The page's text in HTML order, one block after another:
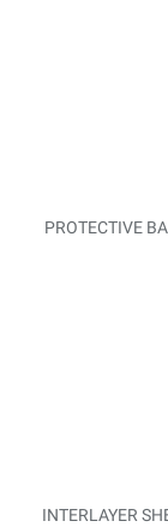
PROTECTIVE
INTERLAYER